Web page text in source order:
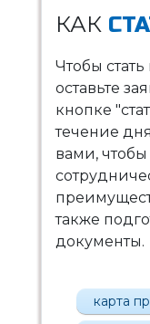
КАК
Чтобы
оставьте
кнопке
течение
вами,
также
документы.
карта